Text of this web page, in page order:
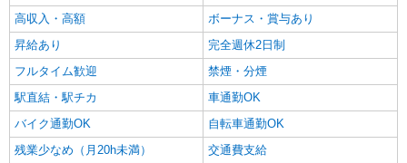
高収入・高額
ボーナス・賞与あり
昇給あり
完全週休2日制
フルタイム歓迎
禁煙・分煙
駅直結・駅チカ
車通勤OK
バイク通勤OK
自転車通勤OK
残業少なめ（月20h未満）
交通費支給